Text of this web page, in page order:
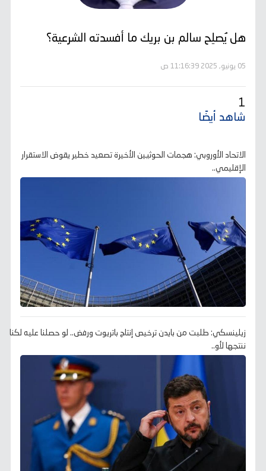
هل يُصلِح سالم بن بريك ما أفسدته الشرعية؟
05 يونيو, 2025 11:16:39 ص
1
شاهد أيضًا
الاتحاد الأوروبي: هجمات الحوثيين الأخيرة تصعيد خطير يقوض الاستقرار
الإقليمي..
زيلينسكي: طلبت من بايدن ترخيص إنتاج باتريوت ورفض.. لو حصلنا عليه لكنا
ننتجها لأو..